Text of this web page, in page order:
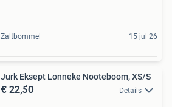
Zaltbommel 15 jul 26
Jurk Eksept Lonneke Nooteboom, XS/S
€ 22,50 Details